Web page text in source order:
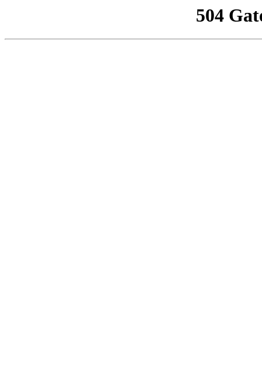
504